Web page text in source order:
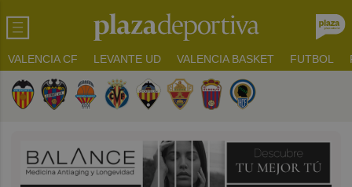
VALENCIA CF LEVANTE UD VALENCIA BASKET FUTBOL